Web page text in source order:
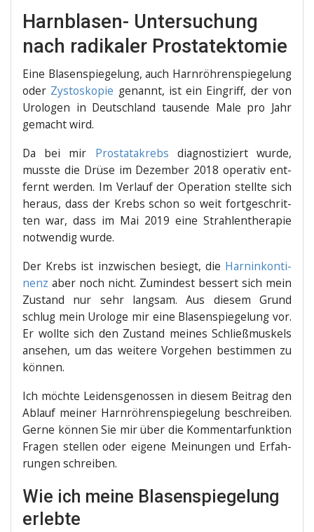
Harnblasen- Untersuchung
nach radikaler Prostatektomie
Eine Bla­sen­spie­ge­lung, auch Harn­röh­ren­spie­ge­lung
oder Zysto­sko­pie genannt, ist ein Ein­griff, der von
Uro­lo­gen in Deutsch­land tau­sen­de Male pro Jahr
gemacht wird.
Da bei mir Pro­sta­ta­krebs dia­gnos­ti­ziert wur­de,
muss­te die Drü­se im Dezem­ber 2018 ope­ra­tiv ent­
fernt wer­den. Im Ver­lauf der Ope­ra­ti­on stell­te sich
her­aus, dass der Krebs schon so weit fort­ge­schrit­
ten war, dass im Mai 2019 eine Strah­len­the­ra­pie
not­wen­dig wurde.
Der Krebs ist inzwi­schen besiegt, die Harn­in­kon­ti­
nenz aber noch nicht. Zumin­dest bes­sert sich mein
Zustand nur sehr lang­sam. Aus die­sem Grund
schlug mein Uro­lo­ge mir eine Bla­sen­spie­ge­lung vor.
Er woll­te sich den Zustand mei­nes Schließ­mus­kels
anse­hen, um das wei­te­re Vor­ge­hen bestim­men zu
können.
Ich möch­te Lei­dens­ge­nos­sen in die­sem Bei­trag den
Ablauf mei­ner Harn­röh­ren­spie­ge­lung beschrei­ben.
Ger­ne kön­nen Sie mir über die Kom­men­tar­funk­ti­on
Fra­gen stel­len oder eige­ne Mei­nun­gen und Erfah­
run­gen schreiben.
Wie ich meine Blasenspiegelung
erlebte